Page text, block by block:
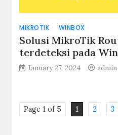
MIKROTIK WINBOX
Solusi MikroTik
terdeteksi pada
January 27, 2024 admin
Page 1 of 5 1 2 3